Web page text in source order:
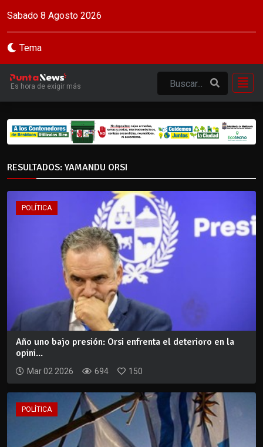
Sabado 8 Agosto 2026
Tema
Es hora de exigir más
RESULTADOS: YAMANDU ORSI
POLÍTICA
Año uno bajo presión: Orsi enfrenta el deterioro en la
opini...
Mar 02 2026 694 150
POLÍTICA